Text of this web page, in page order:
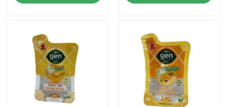
Nachrichten
Fälle
Verpacken- der Lebensmittelbeutel
Ausgussverpackungsbeutel